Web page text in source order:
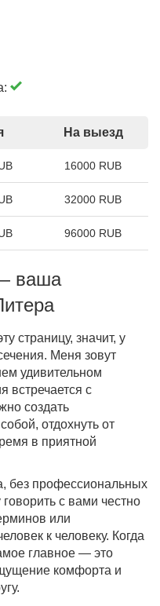
На выезд
16000 RUB
32000 RUB
96000 RUB
ваша
страницу, значит, у
Меня зовут
удивительном
встречается с
создать
отдохнуть от
в приятной
без профессиональных
с вами честно
или
к человеку. Когда
главное — это
комфорта и